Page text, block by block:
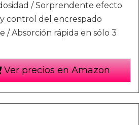
/ Sorprendente efecto
control del encrespado
/ Absorción rápida en sólo 3
Ver precios en Amazon